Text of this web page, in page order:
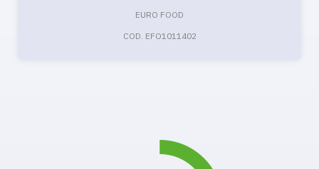
EURO FOOD
COD. EFO1011402